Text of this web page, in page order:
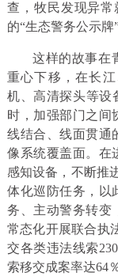
查，牧民发现异
的“生态警务公示牌
这样的故事在
重心下移，在长
机、高清探头等设
时，加强部门之间
线结合、线面贯通
像系统覆盖面。在
感知设备，不断推
体化巡防任务，以
务、主动警务转变
常态化开展联合执
交各类违法线索
索移交成案率达64％